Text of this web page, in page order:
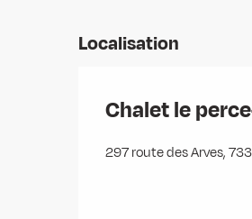
Localisation
Chalet le
297 route des Arves,